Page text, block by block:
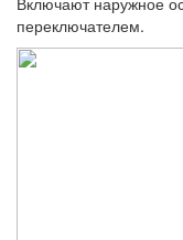
переключателем.